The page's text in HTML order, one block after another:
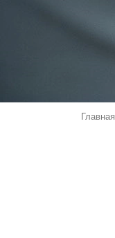
Главная